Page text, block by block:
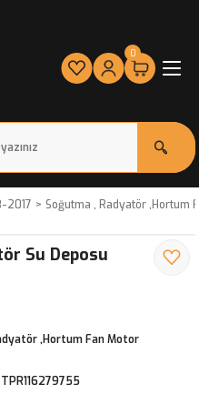
0
2017 Soğutma , Radyatör ,Hortum
Su Deposu
,Hortum Fan Motor